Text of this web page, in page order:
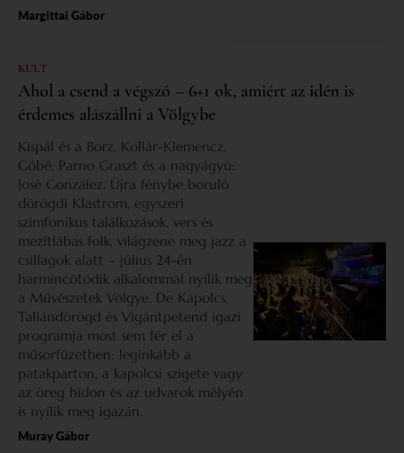
Margittai Gábor
KULT
Ahol a csend a végszó – 6+1 ok, amiért az idén is
érdemes alászállni a Völgybe
Kispál és a Borz, Kollár-Klemencz,
Góbé, Parno Graszt és a nagyágyú:
José González. Újra fénybe boruló
dörögdi Klastrom, egyszeri
szimfonikus találkozások, vers és
mezítlábas folk, világzene meg jazz a
csillagok alatt – július 24-én
harmincötödik alkalommal nyílik meg
a Művészetek Völgye. De Kapolcs,
Taliándörögd és Vigántpetend igazi
programja most sem fér el a
műsorfüzetben: leginkább a
patakparton, a kapolcsi szigete vagy
az öreg hídon és az udvarok mélyén
is nyílik meg igazán.
Muray Gábor